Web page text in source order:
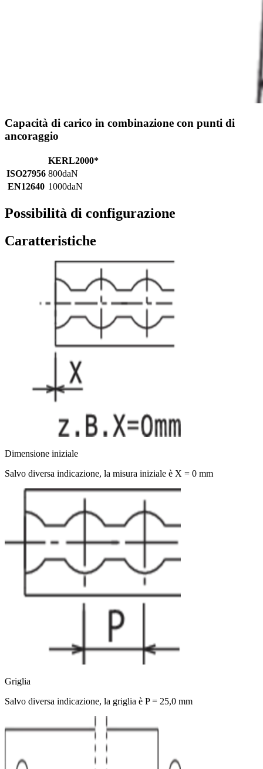
Capacità di carico in combinazione con punti di
ancoraggio
KERL2000*
ISO27956 800daN
EN12640 1000daN
Possibilità di configurazione
Caratteristiche
Dimensione iniziale
Salvo diversa indicazione, la misura iniziale è X = 0 mm
Griglia
Salvo diversa indicazione, la griglia è P = 25,0 mm